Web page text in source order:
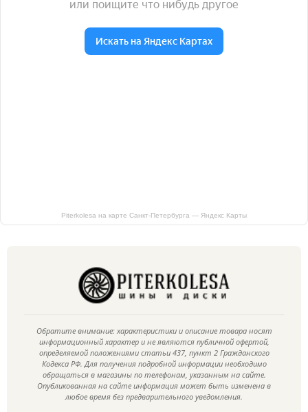
Piterkolesa на карте Санкт‑Петербурга — Яндекс Карты
Обратите внимание: характеристики и описание товара носят
информационный характер и не являются публичной офертой,
определяемой положениями статьи 437, пункт 2 Гражданского
Кодекса РФ. Для получения подробной информации необходимо
обращаться в магазины по телефонам, указанным на сайте.
Опубликованная на сайте информация может быть изменена в
любое время без предварительного уведомления.